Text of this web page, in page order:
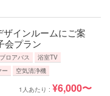
ザインルームにご案
会プラン
ロアバス
浴室TV
ー 空気清浄機
1人あたり : ¥6,000〜